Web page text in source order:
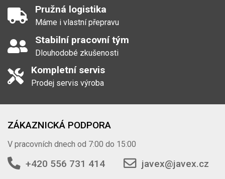
Pružná logistika
Máme i vlastní přepravu
Stabilní pracovní tým
Dlouhodobé zkušenosti
Kompletní servis
Prodej servis výroba
ZÁKAZNICKÁ PODPORA
V pracovních dnech od 7:00 do 15:00
+420 556 731 414 javex@javex.cz